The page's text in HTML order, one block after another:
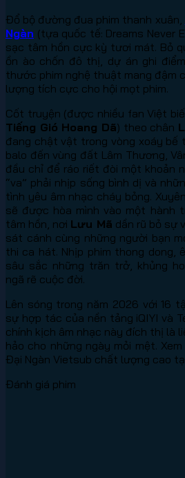
Đổ bộ đường đua phim thanh xuân,
Ngàn (tựa quốc tế: Dreams Never
sạc tâm hồn cực kỳ tươi mát. Bỏ
ồn ào chốn đô thị, dự án ghi
thước phim nghệ thuật mang đậm
lượng tích cực cho hội mọt phim.
Cốt truyện (được nhiều fan Việt
Tiếng Gió Hoang Dã) theo chân
đang chật vật trong vòng xoáy bế
balo đến vùng đất Lâm Thương,
đầu chỉ để ráo riết đòi một khoản
“va” phải nhịp sống bình dị và
tình yêu âm nhạc cháy bỏng.
sẽ được hòa mình vào một hành
tâm hồn, nơi Lưu Mã dần rũ bỏ sự
sát cánh cùng những người bạn
thi ca hát. Nhịp phim thong dong,
sâu sắc những trăn trở, khủng
ngã rẽ cuộc đời.
Lên sóng trong năm 2026 với 16
sự hợp tác của nền tảng iQIYI và
chính kịch âm nhạc này đích thị là
hảo cho những ngày mỏi mệt.
Đại Ngàn Vietsub chất lượng cao
Đánh giá phim